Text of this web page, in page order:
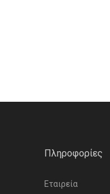
Πληροφορίες
Εταιρεία